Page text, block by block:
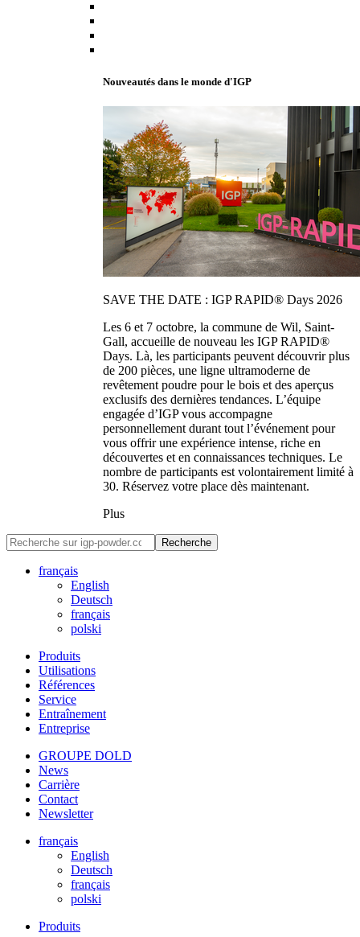
Nouveautés dans le monde d'IGP
SAVE THE DATE : IGP RAPID® Days 2026
Les 6 et 7 octobre, la commune de Wil, Saint-
Gall, accueille de nouveau les IGP RAPID®
Days. Là, les participants peuvent découvrir plus
de 200 pièces, une ligne ultramoderne de
revêtement poudre pour le bois et des aperçus
exclusifs des dernières tendances. L’équipe
engagée d’IGP vous accompagne
personnellement durant tout l’événement pour
vous offrir une expérience intense, riche en
découvertes et en connaissances techniques. Le
nombre de participants est volontairement limité à
30. Réservez votre place dès maintenant.
Plus
Recherche
français
English
Deutsch
français
polski
Produits
Utilisations
Références
Service
Entraînement
Entreprise
GROUPE DOLD
News
Carrière
Contact
Newsletter
français
English
Deutsch
français
polski
Produits